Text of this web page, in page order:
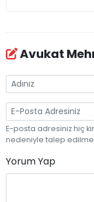
Avukat
E-posta adresiniz hiç
nedeniyle talep
Yorum Yap